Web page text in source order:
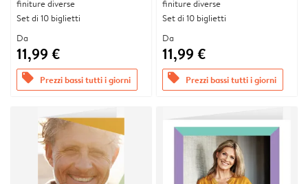
finiture diverse
Set di 10 biglietti
Da
11,99 €
offers Prezzi bassi tutti i giorni
finiture diverse
Set di 10 biglietti
Da
11,99 €
offers Prezzi bassi tutti i giorni